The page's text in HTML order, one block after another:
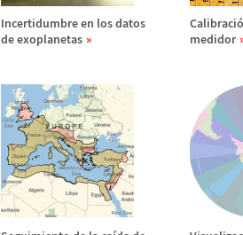
Incertidumbre en los datos
de exoplanetas
Calibració
medidor